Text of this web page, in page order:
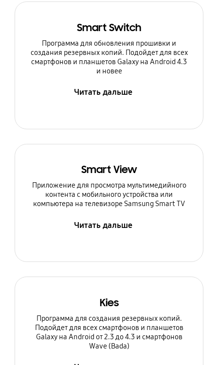
Smart Switch
Программа для обновления прошивки и
создания резервных копий. Подойдет для всех
смартфонов и планшетов Galaxy на Android 4.3
и новее
Читать дальше
Smart View
Приложение для просмотра мультимедийного
контента с мобильного устройства или
компьютера на телевизоре Samsung Smart TV
Читать дальше
Kies
Программа для создания резервных копий.
Подойдет для всех смартфонов и планшетов
Galaxy на Android от 2.3 до 4.3 и смартфонов
Wave (Bada)